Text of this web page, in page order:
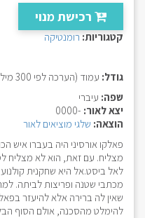
רכישת מנוי
קטגוריות: רומנטיקה
גודל: עמוד (הערכה לפי 300 מילה בעמוד)
שפה: עיברי
יצא לאור: -0000
הוצאה: שלגי מוציאים לאור
פאלקו אורסיני היה בעברו איש
מצליח. עם זאת, הוא לא
לאל ביסט.אל היא שחקנית
מכתבי שטנה ופריצות לביתה.
שאין לה ברירה אלא להיעזר
להימלט מהסכנה, אולם הסוף